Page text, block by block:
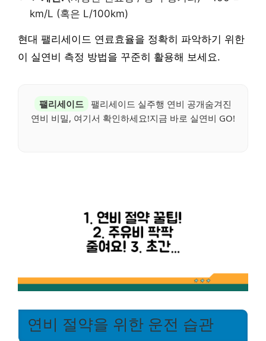
km/L (혹은 L/100km)
현대 팰리세이드 연료효율을 정확히 파악하기 위한
이 실연비 측정 방법을 꾸준히 활용해 보세요.
팰리세이드 팰리세이드 실주행 연비 공개숨겨진
연비 비밀, 여기서 확인하세요!지금 바로 실연비 GO!
연비 절약을 위한 운전 습관